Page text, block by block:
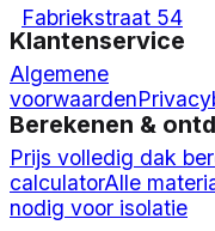
Fabriekstraat 54
Klantenservice
Algemene
voorwaarden
Berekenen &
Prijs volledig dak
calculatorAlle
nodig voor isolatie